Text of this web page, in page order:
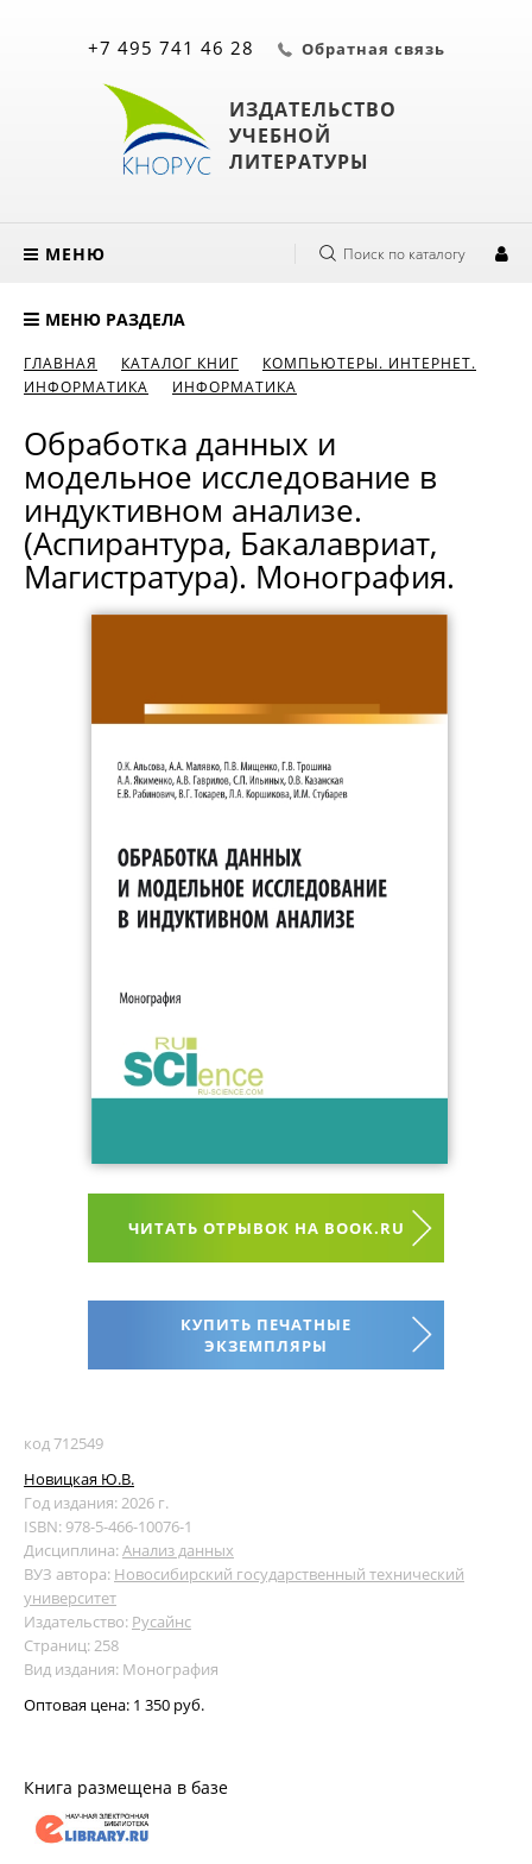
ИЗДАТЕЛЬСТВО
УЧЕБНОЙ
ЛИТЕРАТУРЫ
+7 495 741 46 28 Обратная связь
МЕНЮ Поиск по каталогу
МЕНЮ РАЗДЕЛА
ГЛАВНАЯ КАТАЛОГ КНИГ
КОМПЬЮТЕРЫ. ИНТЕРНЕТ.
ИНФОРМАТИКА
ИНФОРМАТИКА
Обработка данных и
модельное исследование в
индуктивном анализе.
(Аспирантура, Бакалавриат,
Магистратура). Монография.
ЧИТАТЬ ОТРЫВОК НА BOOK.RU
КУПИТЬ ПЕЧАТНЫЕ
ЭКЗЕМПЛЯРЫ
код 712549
Новицкая Ю.В.
Год издания: 2026 г.
ISBN: 978-5-466-10076-1
Дисциплина:Анализ данных
ВУЗ автора: Новосибирский государственный технический
университет
Издательство: Русайнс
Страниц: 258
Вид издания: Монография
Оптовая цена: 1 350 руб.
Книга размещена в базе